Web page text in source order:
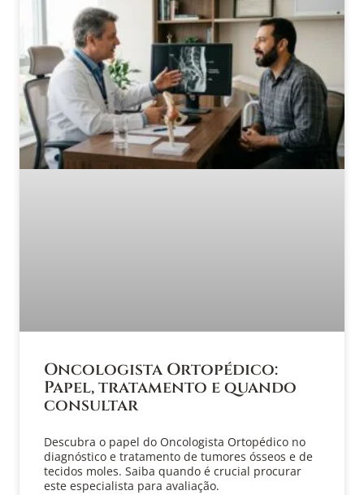
Oncologista Ortopédico:
Papel, tratamento e quando
consultar
Descubra o papel do Oncologista Ortopédico no
diagnóstico e tratamento de tumores ósseos e de
tecidos moles. Saiba quando é crucial procurar
este especialista para avaliação.